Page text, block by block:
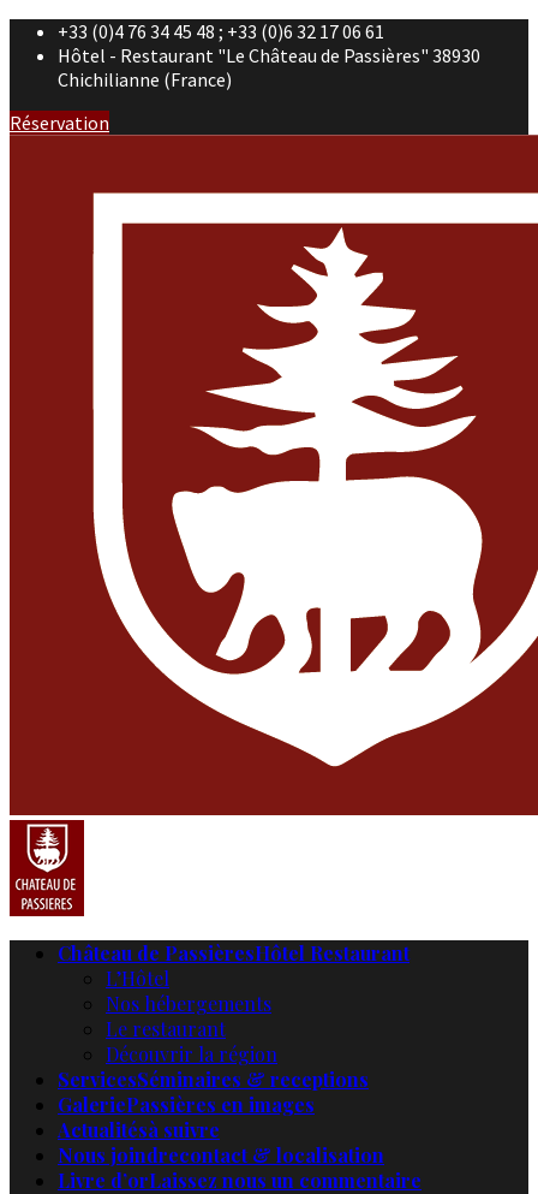
+33 (0)4 76 34 45 48 ; +33 (0)6 32 17 06 61
Hôtel - Restaurant "Le Château de Passières" 38930
Chichilianne (France)
Réservation
Château de PassièresHôtel Restaurant
L’Hôtel
Nos hébergements
Le restaurant
Découvrir la région
ServicesSéminaires & receptions
GaleriePassières en images
Actualitésà suivre
Nous joindrecontact & localisation
Livre d’orLaissez nous un commentaire